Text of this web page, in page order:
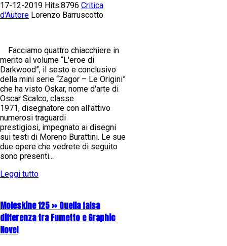
17-12-2019 Hits:8796 Critica
d'Autore Lorenzo Barruscotto
Facciamo quattro chiacchiere in
merito al volume “L'eroe di
Darkwood”, il sesto e conclusivo
della mini serie “Zagor – Le Origini”
che ha visto Oskar, nome d'arte di
Oscar Scalco, classe
1971, disegnatore con all'attivo
numerosi traguardi
prestigiosi, impegnato ai disegni
sui testi di Moreno Burattini. Le sue
due opere che vedrete di seguito
sono presenti...
Leggi tutto
Moleskine 125 » Quella falsa
differenza tra Fumetto e Graphic
Novel